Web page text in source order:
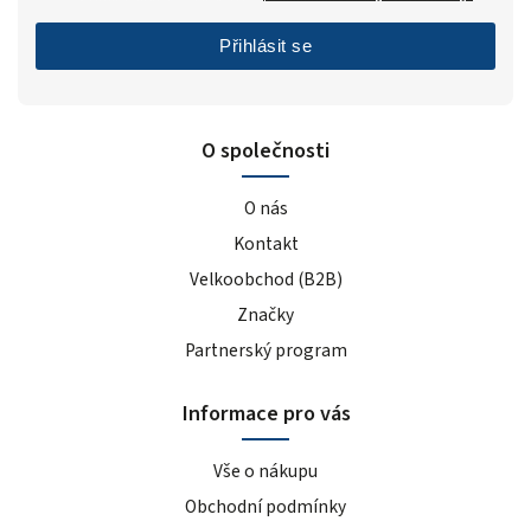
O společnosti
O nás
Kontakt
Velkoobchod (B2B)
Značky
Partnerský program
Informace pro vás
Vše o nákupu
Obchodní podmínky
Přihlásit se